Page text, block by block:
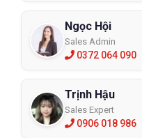
Ngọc Hội
Sales Admin
0372 064 090
Trịnh Hậu
Sales Expert
0906 018 986